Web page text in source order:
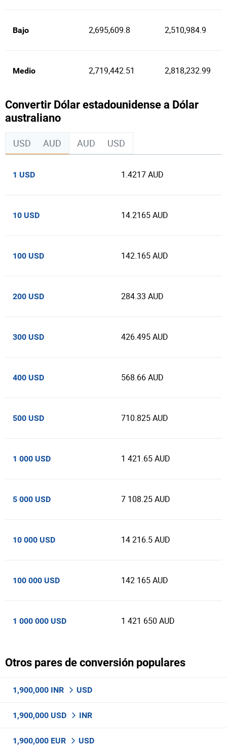
Bajo 2,695,609.8 2,510,984.9
Medio 2,719,442.51 2,818,232.99
Convertir Dólar estadounidense a Dólar
australiano
USD AUD AUD USD
1 USD 1.4217 AUD
10 USD 14.2165 AUD
100 USD 142.165 AUD
200 USD 284.33 AUD
300 USD 426.495 AUD
400 USD 568.66 AUD
500 USD 710.825 AUD
1 000 USD 1 421.65 AUD
5 000 USD 7 108.25 AUD
10 000 USD 14 216.5 AUD
100 000 USD 142 165 AUD
1 000 000 USD 1 421 650 AUD
Otros pares de conversión populares
1,900,000 INR USD
1,900,000 USD INR
1,900,000 EUR USD